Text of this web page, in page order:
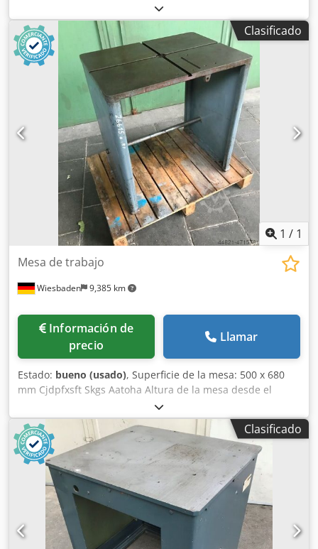
importantes. Placa de referencia de gran resistencia.
Longitud: 1985 mm Anchura: 1000 mm Grosor con
refuerzos: 220 mm Altura de trabajo: 860 mm Grosor de la
placa: aprox. 35 mm, uniforme. - 4 patas con ajuste de
altura. Chsdpfx Aekpwuxjatoa Peso: 1050 kg.
Clasificado
1 / 1
Wiesbaden 9,385 km
Mesa de trabajo
Información de
precio
Llamar
Estado: bueno (usado), Superficie de la mesa: 500 x 680
mm Cjdpfxsft Skgs Aatoha Altura de la mesa desde el
Clasificado